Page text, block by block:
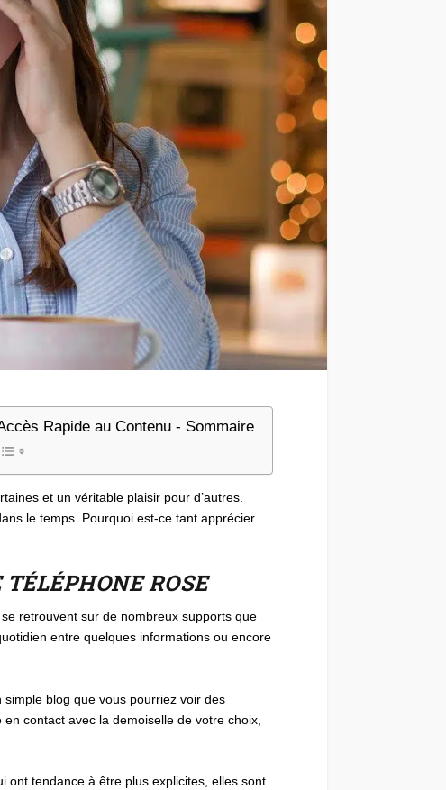
Rapide au Contenu - Sommaire
et un véritable plaisir pour d’autres.
le temps. Pourquoi est-ce tant apprécier
ROSE
retrouvent sur de nombreux supports que
entre quelques informations ou encore
simple blog que vous pourriez voir des
contact avec la demoiselle de votre choix,
ont tendance à être plus explicites, elles sont